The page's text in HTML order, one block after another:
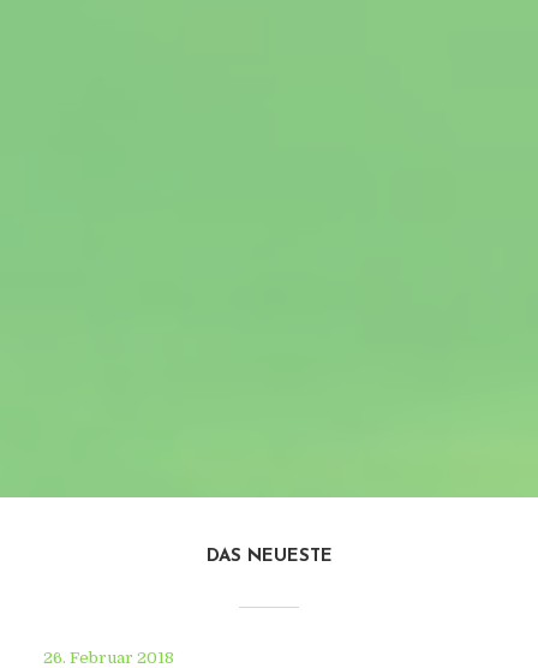
DAS NEUESTE
26. Februar 2018